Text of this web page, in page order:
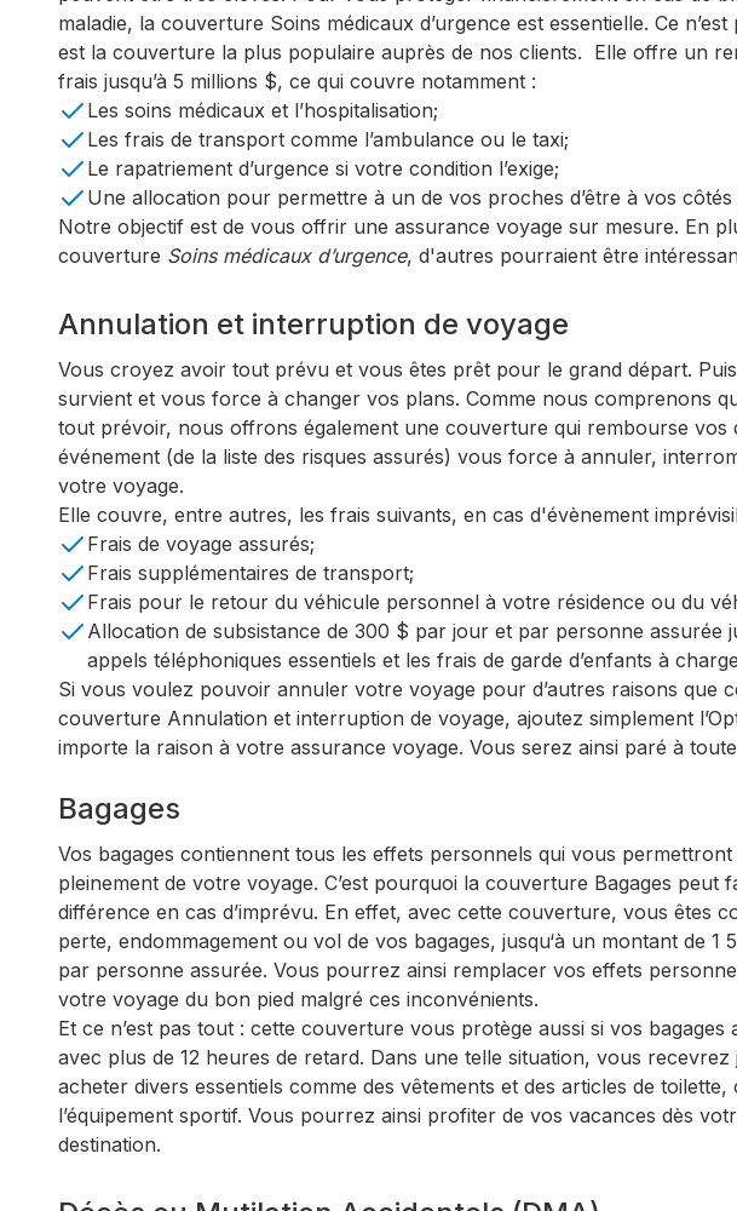
maladie, la couverture Soins médicaux d’urgence est essentielle. Ce n’est
est la couverture la plus populaire auprès de nos clients. Elle offre un
frais jusqu’à 5 millions $, ce qui couvre notamment :
Les soins médicaux et l’hospitalisation;
Les frais de transport comme l’ambulance ou le taxi;
Le rapatriement d’urgence si votre condition l’exige;
Une allocation pour permettre à un de vos proches d’être à vos
Notre objectif est de vous offrir une assurance voyage sur mesure. En
couverture Soins médicaux d’urgence, d'autres pourraient être
Annulation et interruption de voyage
Vous croyez avoir tout prévu et vous êtes prêt pour le grand départ.
survient et vous force à changer vos plans. Comme nous comprenons
tout prévoir, nous offrons également une couverture qui rembourse vos
événement (de la liste des risques assurés) vous force à annuler,
votre voyage.
Elle couvre, entre autres, les frais suivants, en cas d'évènement
Frais de voyage assurés;
Frais supplémentaires de transport;
Frais pour le retour du véhicule personnel à votre résidence ou du
Allocation de subsistance de 300 $ par jour et par personne assurée
appels téléphoniques essentiels et les frais de garde d’enfants à
Si vous voulez pouvoir annuler votre voyage pour d’autres raisons que
couverture Annulation et interruption de voyage, ajoutez simplement
importe la raison à votre assurance voyage. Vous serez ainsi paré à
Bagages
Vos bagages contiennent tous les effets personnels qui vous
pleinement de votre voyage. C’est pourquoi la couverture Bagages peut
différence en cas d’imprévu. En effet, avec cette couverture, vous êtes
perte, endommagement ou vol de vos bagages, jusqu‘à un montant de 1
par personne assurée. Vous pourrez ainsi remplacer vos effets
votre voyage du bon pied malgré ces inconvénients.
Et ce n’est pas tout : cette couverture vous protège aussi si vos bagages
avec plus de 12 heures de retard. Dans une telle situation, vous recevrez
acheter divers essentiels comme des vêtements et des articles de
l’équipement sportif. Vous pourrez ainsi profiter de vos vacances dès
destination.